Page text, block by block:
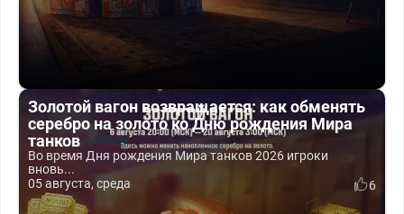
Золотой вагон возвращается: как обменять
серебро на золото ко Дню рождения Мира
танков
Во время Дня рождения Мира танков 2026 игроки
вновь...
05 августа, среда
6